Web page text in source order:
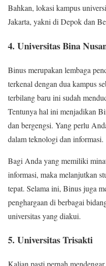
Bahkan, lokasi kampus
Jakarta, yakni di Depok dan
4. Universitas Bina
Binus merupakan lembaga
terkenal dengan dua kampus
terbilang baru ini sudah
Tentunya hal ini menjadikan
dan bergengsi. Yang perlu
dalam teknologi dan informasi.
Bagi Anda yang memiliki
informasi, maka melanjutkan
tepat. Selama ini, Binus juga
penghargaan di berbagai
universitas yang diakui.
5. Universitas Trisakti
Kalian pasti pernah